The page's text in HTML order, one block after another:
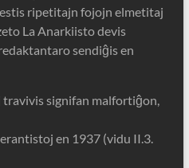
ripetitajn fojojn elmetitaj
La Anarkiisto devis
sendiĝis en
signifan malfortiĝon,
en 1937 (vidu II.3.